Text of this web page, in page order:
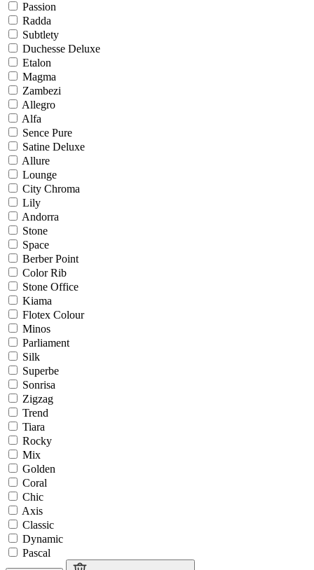
Passion
Radda
Subtlety
Duchesse Deluxe
Etalon
Magma
Zambezi
Allegro
Alfa
Sence Pure
Satine Deluxe
Allure
Lounge
City Chroma
Lily
Andorra
Stone
Space
Berber Point
Color Rib
Stone Office
Kiama
Flotex Colour
Minos
Parliament
Silk
Superbe
Sonrisa
Zigzag
Trend
Tiara
Rocky
Mix
Golden
Coral
Chic
Axis
Classic
Dynamic
Pascal